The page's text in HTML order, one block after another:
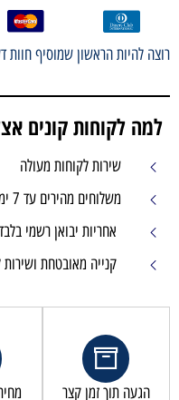
רוצה להיות הראשון שמוסיף חוות
למה לקוחות קונים
שירות לקוחות מעולה
משלוחים מהירים עד 7 ימי עסקים
אחריות יבואן רשמי
קנייה מאובטחת ושירות
הגעה תוך זמן קצר